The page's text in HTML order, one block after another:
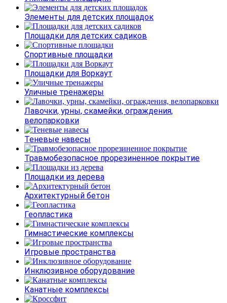
Элементы для детских площадок
Площадки для детских садиков
Спортивные площадки
Площадки для Воркаут
Уличные тренажеры
Лавочки, урны, скамейки, ограждения,
велопарковки
Теневые навесы
Травмобезопасное прорезиненное покрытие
Площадки из дерева
Архитектурный бетон
Геопластика
Гимнастические комплексы
Игровые пространства
Инклюзивное оборудование
Канатные комплексы